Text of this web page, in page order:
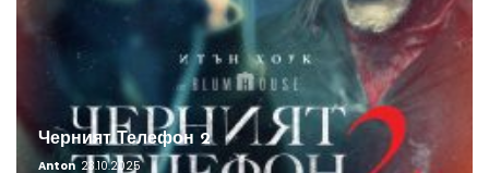
Черният Телефон 2
Anton 23.10.2025